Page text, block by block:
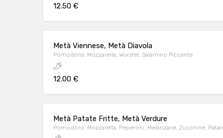
12.50 €
Metà Viennese, Metà Diavola
Pomodoro, Mozzarella, Wurstel, Salamino Piccante
12.00 €
Metà Patate Fritte, Metà Verdure
Pomodoro, Mozzarella, Peperoni, Melanzane, Zucchine,